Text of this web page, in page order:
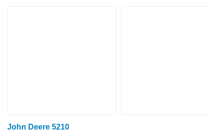
John Deere 5210